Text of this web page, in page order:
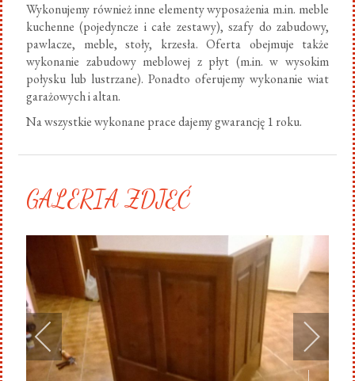
Wykonujemy również inne elementy wyposażenia m.in. meble
kuchenne (pojedyncze i całe zestawy), szafy do zabudowy,
pawlacze, meble, stoły, krzesła. Oferta obejmuje także
wykonanie zabudowy meblowej z płyt (m.in. w wysokim
połysku lub lustrzane). Ponadto oferujemy wykonanie wiat
garażowych i altan.
Na wszystkie wykonane prace dajemy gwarancję 1 roku.
GALERIA ZDJĘĆ